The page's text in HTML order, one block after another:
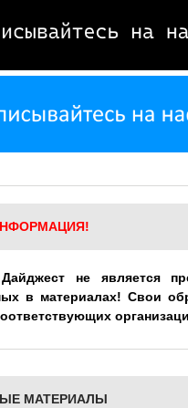
не является
в материалах! Свои
МАТЕРИАЛЫ